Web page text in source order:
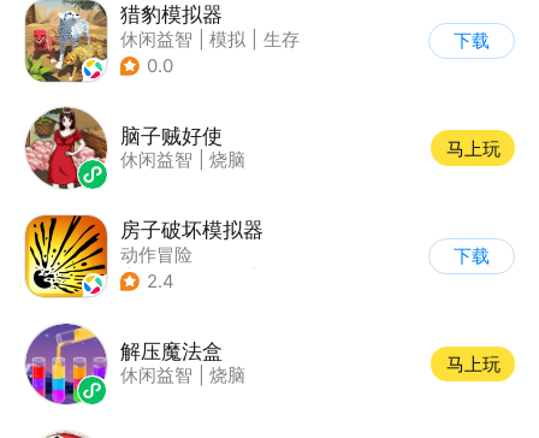
猎豹模拟器
休闲益智 模拟
生存
| 写实
0.0
下载
脑子贼好使
休闲益智 烧脑
马上玩
房子破坏模拟器
动作冒险
| 第一人称射击
2.4
下载
解压魔法盒
休闲益智 烧脑
马上玩